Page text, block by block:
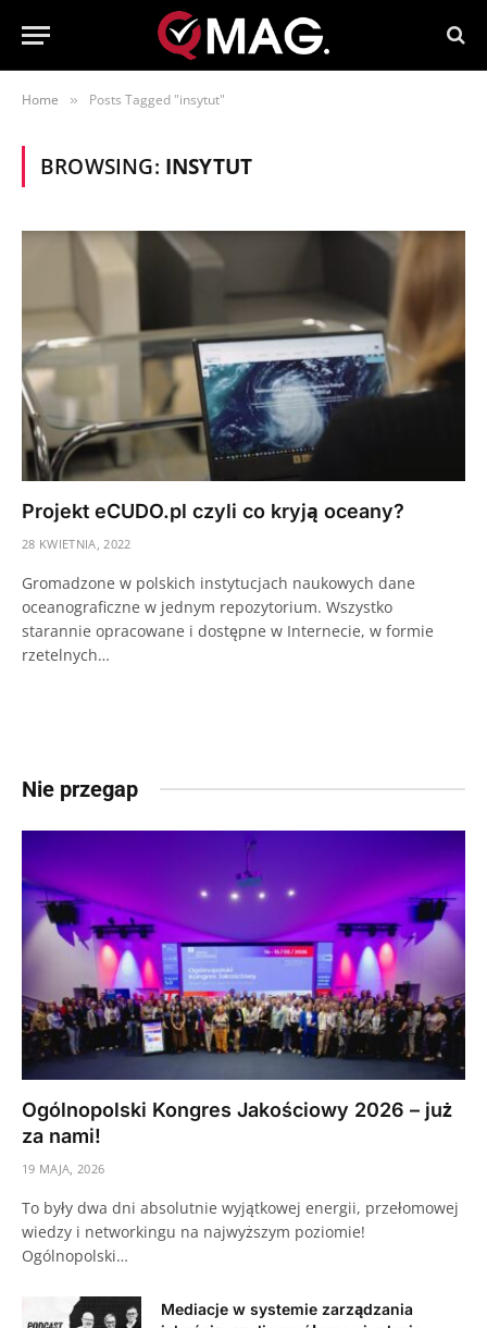
Home » Posts Tagged "insytut"
BROWSING: INSYTUT
Projekt eCUDO.pl czyli co kryją oceany?
28 KWIETNIA, 2022
Gromadzone w polskich instytucjach naukowych dane
oceanograficzne w jednym repozytorium. Wszystko
starannie opracowane i dostępne w Internecie, w formie
rzetelnych…
Nie przegap
Ogólnopolski Kongres Jakościowy 2026 – już
za nami!
19 MAJA, 2026
To były dwa dni absolutnie wyjątkowej energii, przełomowej
wiedzy i networkingu na najwyższym poziomie!
Ogólnopolski…
Mediacje w systemie zarządzania